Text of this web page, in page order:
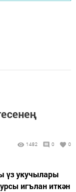
1482 0 0
үз укучылары
игълан иткән